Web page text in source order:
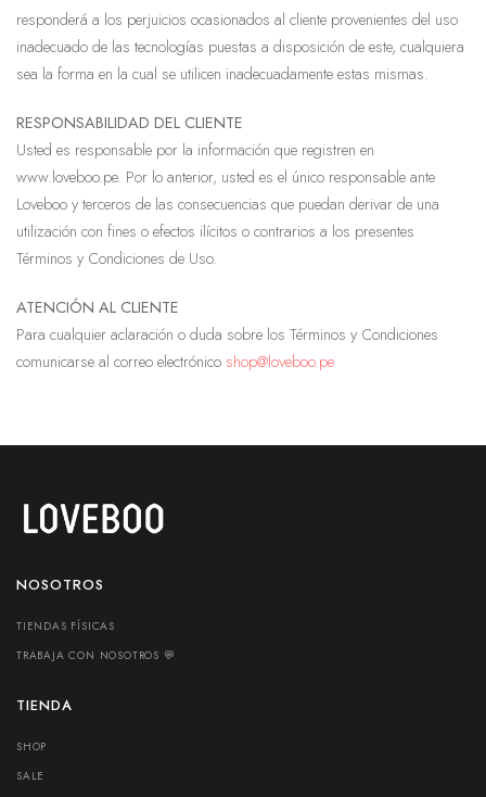
responderá a los perjuicios ocasionados al cliente provenientes del uso
inadecuado de las tecnologías puestas a disposición de este, cualquiera
sea la forma en la cual se utilicen inadecuadamente estas mismas.
RESPONSABILIDAD DEL CLIENTE
Usted es responsable por la información que registren en
www.loveboo.pe. Por lo anterior, usted es el único responsable ante
Loveboo y terceros de las consecuencias que puedan derivar de una
utilización con fines o efectos ilícitos o contrarios a los presentes
Términos y Condiciones de Uso.
ATENCIÓN AL CLIENTE
Para cualquier aclaración o duda sobre los Términos y Condiciones
comunicarse al correo electrónico shop@loveboo.pe
NOSOTROS
TIENDAS FÍSICAS
TRABAJA CON NOSOTROS 💬
TIENDA
SHOP
SALE